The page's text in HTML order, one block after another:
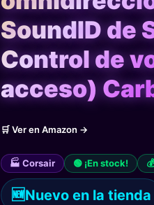
SoundID de
Control de
acceso)
🛒 Ver en Amazon →
🏭 Corsair 🟢 ¡En stock!
🆕Nuevo en la tienda